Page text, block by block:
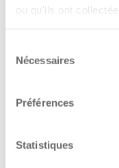
ou qu'ils ont
Nécessaires
Préférences
Statistiques
quebec
Diplômes et
Formations /
sur les